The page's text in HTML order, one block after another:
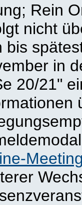
Rein
nicht
bis
in
20/21"